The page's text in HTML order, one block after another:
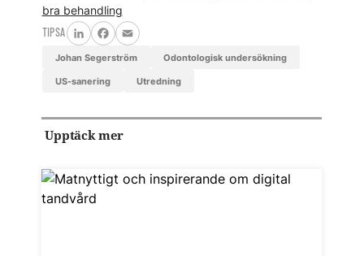
bra behandling
TIPSA
LinkedInFacebook
Email
Johan Segerström odontologisk undersökning
US-sanering utredning
Upptäck mer